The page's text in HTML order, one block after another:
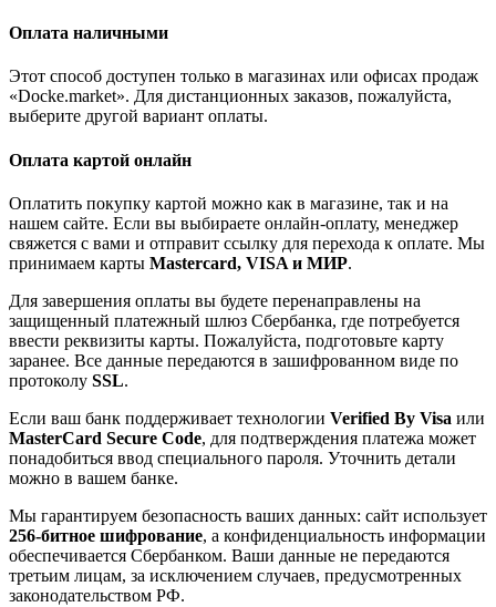
Оплата наличными
Этот способ доступен только в магазинах или офисах продаж
«Docke.market». Для дистанционных заказов, пожалуйста,
выберите другой вариант оплаты.
Оплата картой онлайн
Оплатить покупку картой можно как в магазине, так и на
нашем сайте. Если вы выбираете онлайн-оплату, менеджер
свяжется с вами и отправит ссылку для перехода к оплате. Мы
принимаем карты Mastercard, VISA и МИР.
Для завершения оплаты вы будете перенаправлены на
защищенный платежный шлюз Сбербанка, где потребуется
ввести реквизиты карты. Пожалуйста, подготовьте карту
заранее. Все данные передаются в зашифрованном виде по
протоколу SSL.
Если ваш банк поддерживает технологии Verified By Visa или
MasterCard Secure Code, для подтверждения платежа может
понадобиться ввод специального пароля. Уточнить детали
можно в вашем банке.
Мы гарантируем безопасность ваших данных: сайт использует
256-битное шифрование, а конфиденциальность информации
обеспечивается Сбербанком. Ваши данные не передаются
третьим лицам, за исключением случаев, предусмотренных
законодательством РФ.